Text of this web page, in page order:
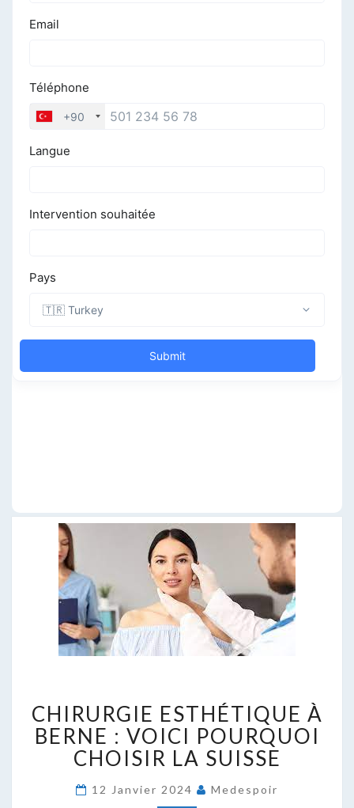
ESTHÉTIQUE
À
BERNE
:
VOICI
POURQUOI
CHIRURGIE ESTHÉTIQUE À
BERNE : VOICI POURQUOI
CHOISIR LA SUISSE
12 Janvier 2024 Medespoir